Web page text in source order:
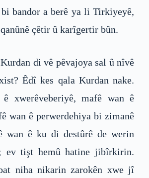
bandor a berê ya li Tirkiyeyê,
çêtir û karîgertir bûn.
di vê pêvajoya sal û nîvê
Êdî kes qala Kurdan nake.
xwerêveberiyê, mafê wan ê
wan ê perwerdehiya bi zimanê
wan ê ku di destûrê de werin
ev tişt hemû hatine jibîrkirin.
niha nikarin zarokên xwe jî